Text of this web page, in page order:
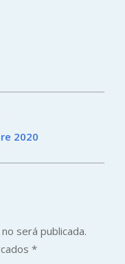
2020
será publicada.
*